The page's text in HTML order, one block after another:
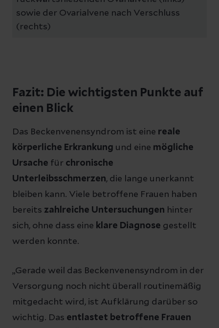
sowie der Ovarialvene nach Verschluss
(rechts)
Fazit: Die wichtigsten Punkte auf
einen Blick
Das Beckenvenensyndrom ist eine reale
körperliche Erkrankung und eine mögliche
Ursache für chronische
Unterleibsschmerzen, die lange unerkannt
bleiben kann. Viele betroffene Frauen haben
bereits zahlreiche Untersuchungen hinter
sich, ohne dass eine klare Diagnose gestellt
werden konnte.
„Gerade weil das Beckenvenensyndrom in der
Versorgung noch nicht überall routinemäßig
mitgedacht wird, ist Aufklärung darüber so
wichtig. Das entlastet betroffene Frauen